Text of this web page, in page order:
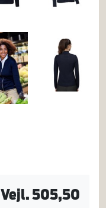
Vejl. 505,50